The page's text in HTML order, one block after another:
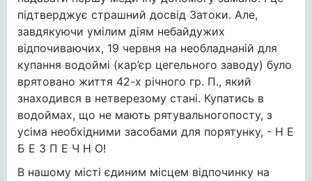
підтверджує страшний досвід Затоки. Але,
завдякуючи умілим діям небайдужих
відпочиваючих, 19 червня на необладнаній для
купання водоймі (кар’єр цегельного заводу) було
врятовано життя 42-х річного гр. П., який
знаходився в нетверезому стані. Купатись в
водоймах, що не мають рятувальногопосту, з
усіма необхідними засобами для порятунку, - Н Е
Б Е З П Е Ч Н О!
В нашому місті єдиним місцем відпочинку на